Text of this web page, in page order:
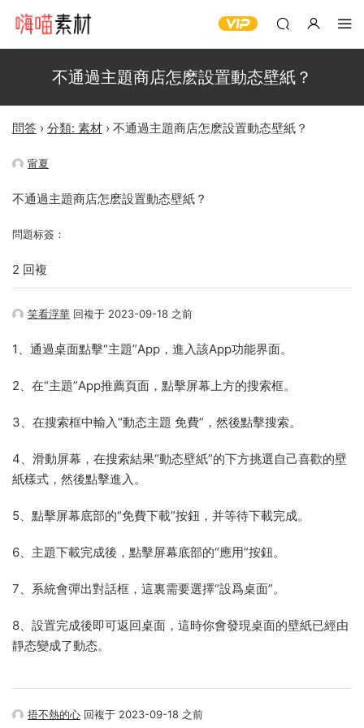
不通過主題商店怎麽設置動态壁紙？
問答 › 分類: 素材 › 不通過主題商店怎麽設置動态壁紙？
甯夏
不通過主題商店怎麽設置動态壁紙？
問題标簽：
2 回複
笑看浮華 回複于 2023-09-18 之前
1、通過桌面點擊“主題”App，進入該App功能界面。
2、在“主題”App推薦頁面，點擊屏幕上方的搜索框。
3、在搜索框中輸入“動态主題 免費”，然後點擊搜索。
4、滑動屏幕，在搜索結果“動态壁紙”的下方挑選自己喜歡的壁
紙樣式，然後點擊進入。
5、點擊屏幕底部的“免費下載”按鈕，并等待下載完成。
6、主題下載完成後，點擊屏幕底部的“應用”按鈕。
7、系統會彈出對話框，這裏需要選擇“設爲桌面”。
8、設置完成後即可返回桌面，這時你會發現桌面的壁紙已經由
靜态變成了動态。
捂不熱的心 回複于 2023-09-18 之前